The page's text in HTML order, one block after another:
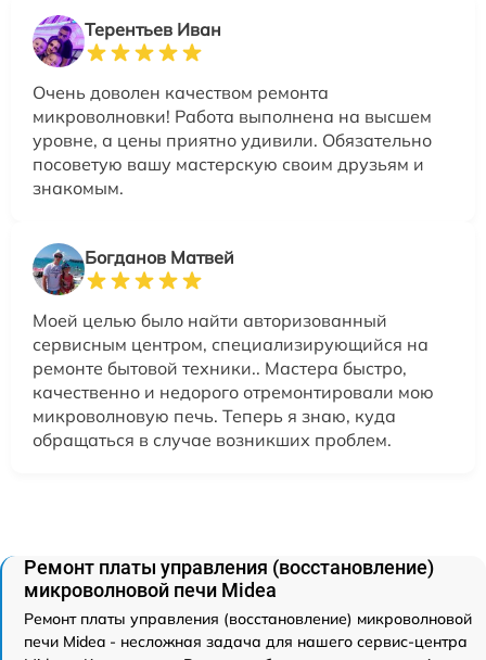
Терентьев Иван
Очень доволен качеством ремонта
микроволновки! Работа выполнена на высшем
уровне, а цены приятно удивили. Обязательно
посоветую вашу мастерскую своим друзьям и
знакомым.
Богданов Матвей
Моей целью было найти авторизованный
сервисным центром, специализирующийся на
ремонте бытовой техники.. Мастера быстро,
качественно и недорого отремонтировали мою
микроволновую печь. Теперь я знаю, куда
обращаться в случае возникших проблем.
Ремонт платы управления (восстановление)
микроволновой печи Midea
Ремонт платы управления (восстановление) микроволновой
печи Midea - несложная задача для нашего сервис-центра